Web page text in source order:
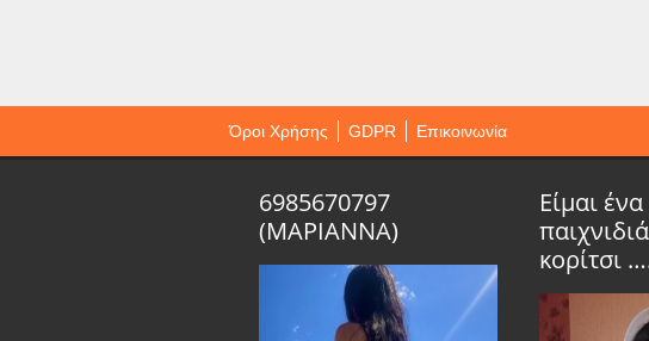
Όροι Χρήσης GDPR Επικοινωνία
6985670797
(ΜΑΡΙΑΝΝΑ)
Είμαι ένα
κορίτσι